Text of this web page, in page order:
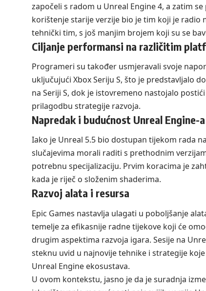
započeli s radom u Unreal Engine 4, a zatim
korištenje starije verzije bio je tim koji je radio
tehnički tim, s još manjim brojem koji su se
Ciljanje performansi na različitim
Programeri su također usmjeravali svoje
uključujući Xbox Seriju S, što je predstavljalo
na Seriji S, dok je istovremeno nastojalo
prilagodbu strategije razvoja.
Napredak i budućnost Unreal Engine-a
Iako je Unreal 5.5 bio dostupan tijekom rada
slučajevima morali raditi s prethodnim
potrebnu specijalizaciju. Prvim koracima je
kada je riječ o složenim shaderima.
Razvoj alata i resursa
Epic Games nastavlja ulagati u poboljšanje
temelje za efikasnije radne tijekove koji će
drugim aspektima razvoja igara. Sesije na
steknu uvid u najnovije tehnike i strategije
Unreal Engine ekosustava.
U ovom kontekstu, jasno je da je suradnja